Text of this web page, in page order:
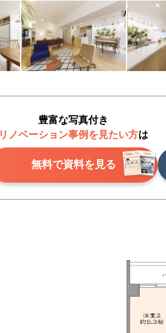
豊富な写真付き
リノベーション事例を見たい方は
無料で資料を見る